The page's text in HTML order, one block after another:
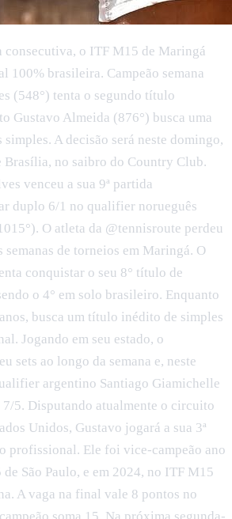
consecutiva, o ITF M15 de Maringá
100% brasileira. Campeão semana
(548°) tenta o segundo título
Gustavo Almeida (876°) busca uma
A decisão será neste domingo,
Brasília, no saibro do Country Club.
venceu a sua 9ª partida
duplo 6/1 no qualifier norueguês
O atleta da @tennisroute perdeu
semanas de torneios em Maringá. O
conquistar o seu 8° título de
o 4° em solo brasileiro. Enquanto
busca um título inédito de simples
Jogando em seu estado, o
sets ao longo da semana e, neste
argentino Santiago Giamichelle
5. Disputando atualmente o circuito
Unidos, Gustavo jogará a sua 3ª
profissional. Ele foi vice-campeão ano
São Paulo, e em 2024, no ITF M15
A vaga na final vale 8 pontos no